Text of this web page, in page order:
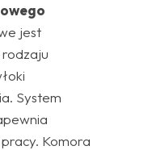
jest
System
Komora